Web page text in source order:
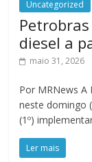
Uncategorized
diesel a
maio 31, 2026
Por MRNews
neste domingo
(1º)
Ler mais